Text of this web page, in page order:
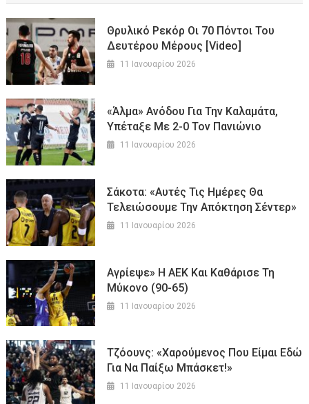
Θρυλικό Ρεκόρ Οι 70 Πόντοι Του
Δευτέρου Μέρους [Video]
11 Ιανουαρίου 2026
«Άλμα» Ανόδου Για Την Καλαμάτα,
Υπέταξε Με 2-0 Τον Πανιώνιο
11 Ιανουαρίου 2026
Σάκοτα: «Αυτές Τις Ημέρες Θα
Τελειώσουμε Την Απόκτηση Σέντερ»
11 Ιανουαρίου 2026
Αγρίεψε» Η ΑΕΚ Και Καθάρισε Τη
Μύκονο (90-65)
11 Ιανουαρίου 2026
Τζόουνς: «Χαρούμενος Που Είμαι Εδώ
Για Να Παίξω Μπάσκετ!»
11 Ιανουαρίου 2026